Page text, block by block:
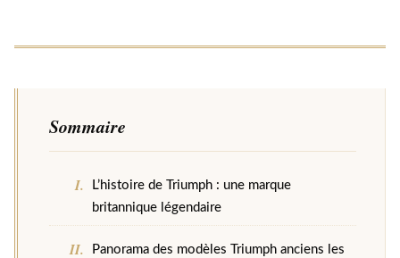
Sommaire
L’histoire de Triumph : une marque
britannique légendaire
Panorama des modèles Triumph anciens les